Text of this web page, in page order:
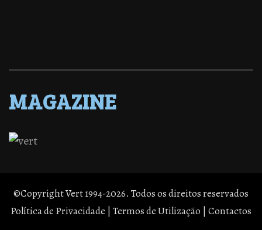
MAGAZINE
©Copyright Vert 1994-2026. Todos os direitos reservados
Política de Privacidade | Termos de Utilização | Contactos